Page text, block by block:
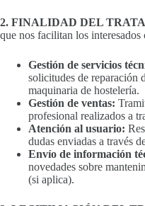
2. FINALIDAD DEL
que nos facilitan los
Gestión de servicios
solicitudes de reparación
maquinaria de hostelería.
Gestión de ventas:
profesional realizados a
Atención al usuario:
dudas enviadas a través
Envío de información
novedades sobre
(si aplica).